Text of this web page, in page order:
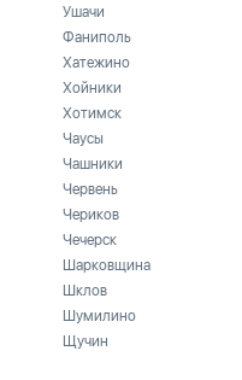
Ушачи
Фаниполь
Хатежино
Хойники
Хотимск
Чаусы
Чашники
Червень
Чериков
Чечерск
Шарковщина
Шклов
Шумилино
Щучин